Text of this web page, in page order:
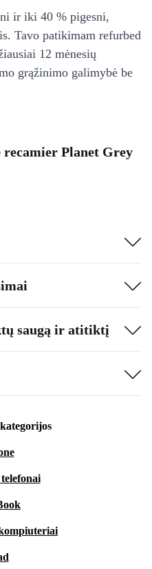
ir iki 40 % pigesni,
Tavo patikimam refurbed
12 mėnesių
grąžinimo galimybė be
recamier Planet Grey
saugą ir atitiktį